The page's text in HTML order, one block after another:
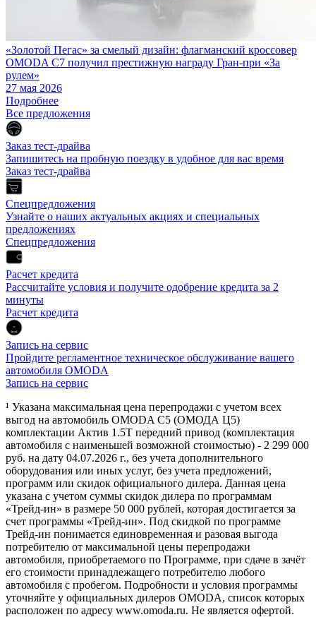
«Золотой Пегас» за смелый дизайн: флагманский кроссовер
OMODA C7 получил престижную награду Гран-при «За
рулем»
27 мая 2026
Подробнее
Все предложения
Заказ тест-драйва
Запишитесь на пробную поездку в удобное для вас время
Заказ тест-драйва
Спецпредложения
Узнайте о наших актуальных акциях и специальных
предложениях
Спецпредложения
Расчет кредита
Рассчитайте условия и получите одобрение кредита за 2
минуты
Расчет кредита
Запись на сервис
Пройдите регламентное техническое обслуживание вашего
автомобиля OMODA
Запись на сервис
¹ Указана максимальная цена перепродажи с учетом всех
выгод на автомобиль OMODA C5 (ОМОДА Ц5)
комплектации Актив 1.5Т передний привод (комплектация
автомобиля с наименьшей возможной стоимостью) - 2 299 000
руб. на дату 04.07.2026 г., без учета дополнительного
оборудования или иных услуг, без учета предложений,
программ или скидок официального дилера. Данная цена
указана с учетом суммы скидок дилера по программам
«Трейд-ин» в размере 50 000 рублей, которая достигается за
счет программы «Трейд-ин». Под скидкой по программе
Трейд-ин понимается единовременная и разовая выгода
потребителю от максимальной цены перепродажи
автомобиля, приобретаемого по Программе, при сдаче в зачёт
его стоимости принадлежащего потребителю любого
автомобиля с пробегом. Подробности и условия программы
уточняйте у официальных дилеров OMODA, список которых
расположен по адресу www.omoda.ru. Не является офертой.